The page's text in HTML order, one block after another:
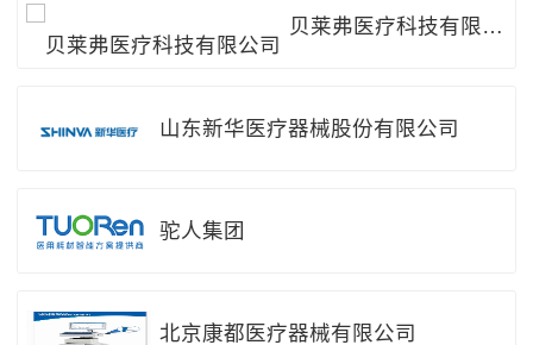
贝莱弗医疗科技有限公
山东新华医疗器械股份有限公司
驼人集团
北京康都医疗器械有限公司